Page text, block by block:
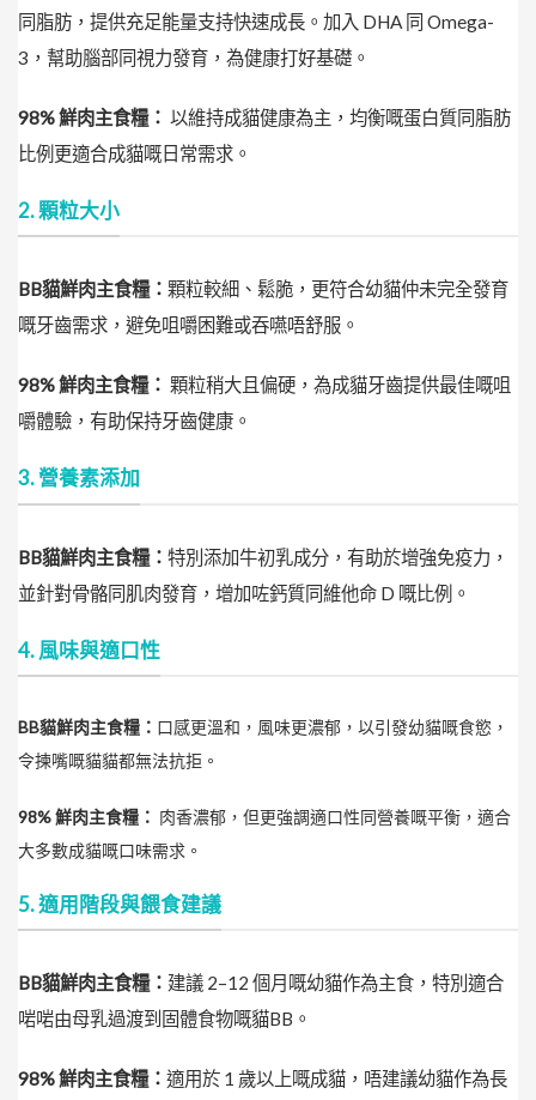
同脂肪，提供充足能量支持快速成長。加入 DHA 同 Omega-
3，幫助腦部同視力發育，為健康打好基礎。
98% 鮮肉主食糧： 以維持成貓健康為主，均衡嘅蛋白質同脂肪
比例更適合成貓嘅日常需求。
2. 顆粒大小
BB貓鮮肉主食糧： 顆粒較細、鬆脆，更符合幼貓仲未完全發育
嘅牙齒需求，避免咀嚼困難或吞嚥唔舒服。
98% 鮮肉主食糧： 顆粒稍大且偏硬，為成貓牙齒提供最佳嘅咀
嚼體驗，有助保持牙齒健康。
3. 營養素添加
BB貓鮮肉主食糧： 特別添加牛初乳成分，有助於增強免疫力，
並針對骨骼同肌肉發育，增加咗鈣質同維他命 D 嘅比例。
4. 風味與適口性
BB貓鮮肉主食糧： 口感更溫和，風味更濃郁，以引發幼貓嘅食慾，
令揀嘴嘅貓貓都無法抗拒。
98% 鮮肉主食糧： 肉香濃郁，但更強調適口性同營養嘅平衡，適合
大多數成貓嘅口味需求。
5. 適用階段與餵食建議
BB貓鮮肉主食糧： 建議 2–12 個月嘅幼貓作為主食，特別適合
啱啱由母乳過渡到固體食物嘅貓BB。
98% 鮮肉主食糧： 適用於 1 歲以上嘅成貓，唔建議幼貓作為長